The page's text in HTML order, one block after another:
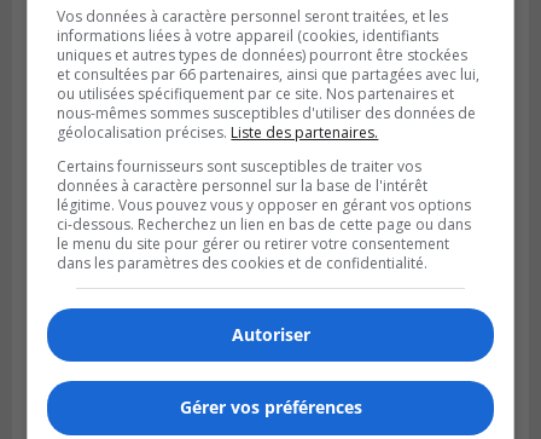
LONGUEUIL
Publié le 26 juillet 2026 à 15h54
Le Marché saisonnier de Longueuil débute
sa troisième édition
Vos données à caractère personnel seront traitées, et les
informations liées à votre appareil (cookies, identifiants
uniques et autres types de données) pourront être stockées
et consultées par 66 partenaires, ainsi que partagées avec lui,
ou utilisées spécifiquement par ce site. Nos partenaires et
nous-mêmes sommes susceptibles d'utiliser des données de
géolocalisation précises. Liste des partenaires.
Certains fournisseurs sont susceptibles de traiter vos
données à caractère personnel sur la base de l'intérêt
légitime. Vous pouvez vous y opposer en gérant vos options
ci-dessous. Recherchez un lien en bas de cette page ou dans
le menu du site pour gérer ou retirer votre consentement
dans les paramètres des cookies et de confidentialité.
Autoriser
Gérer vos préférences